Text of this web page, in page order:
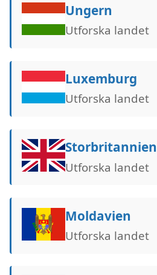
Ungern
Utforska landet
Luxemburg
Utforska landet
Storbritannien
Utforska landet
Moldavien
Utforska landet